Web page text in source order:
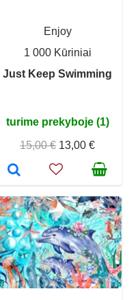
Enjoy
1 000 Kūriniai
Just Keep Swimming
turime prekyboje (1)
15,00 € 13,00 €